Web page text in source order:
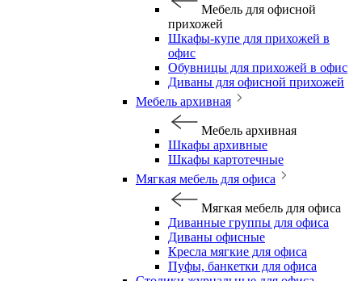
Мебель для офисной
прихожей
Шкафы-купе для прихожей в
офис
Обувницы для прихожей в офис
Диваны для офисной прихожей
Мебель архивная
Мебель архивная
Шкафы архивные
Шкафы картотечные
Мягкая мебель для офиса
Мягкая мебель для офиса
Диванные группы для офиса
Диваны офисные
Кресла мягкие для офиса
Пуфы, банкетки для офиса